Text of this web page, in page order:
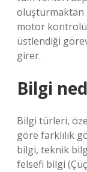
oluşturmaktan
motor kontrolü
üstlendiği
girer.
Bilgi
Bilgi türleri,
göre farklılık
bilgi, teknik
felsefi bilgi